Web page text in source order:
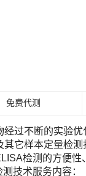
免费代测
经过不断的实验
其它样本定量检
检测的方便性
技术服务内容：